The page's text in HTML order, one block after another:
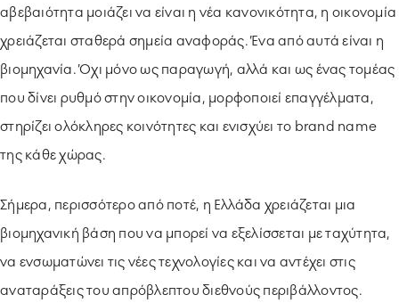
αβεβαιότητα μοιάζει να είναι η νέα κανονικότητα, η οικονομία
χρειάζεται σταθερά σημεία αναφοράς. Ένα από αυτά είναι η
βιομηχανία. Όχι μόνο ως παραγωγή, αλλά και ως ένας τομέας
που δίνει ρυθμό στην οικονομία, μορφοποιεί επαγγέλματα,
στηρίζει ολόκληρες κοινότητες και ενισχύει το brand name
της κάθε χώρας.
Σήμερα, περισσότερο από ποτέ, η Ελλάδα χρειάζεται μια
βιομηχανική βάση που να μπορεί να εξελίσσεται με ταχύτητα,
να ενσωματώνει τις νέες τεχνολογίες και να αντέχει στις
αναταράξεις του απρόβλεπτου διεθνούς περιβάλλοντος.